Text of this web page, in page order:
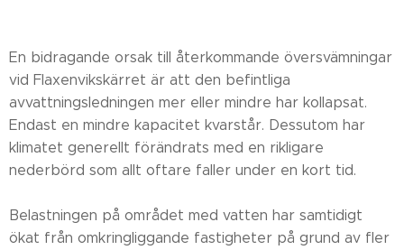
En bidragande orsak till återkommande översvämningar
vid Flaxenvikskärret är att den befintliga
avvattningsledningen mer eller mindre har kollapsat.
Endast en mindre kapacitet kvarstår. Dessutom har
klimatet generellt förändrats med en rikligare
nederbörd som allt oftare faller under en kort tid.
Belastningen på området med vatten har samtidigt
ökat från omkringliggande fastigheter på grund av fler